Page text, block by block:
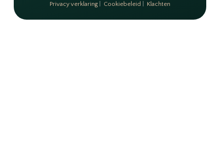
Privacy verklaring
Cookiebeleid Klachten